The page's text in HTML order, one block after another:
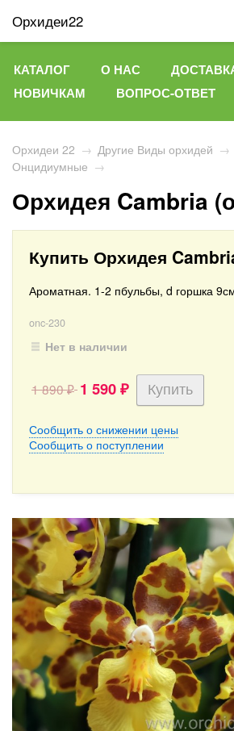
Орхидеи22
КАТАЛОГ О НАС
НОВИЧКАМ
ВОПРОС-ОТВЕТ
Орхидеи 22 → Другие Виды орхидей →
Онцидиумные →
Орхидея Cambria
Купить Орхидея
Ароматная. 1-2 пбульбы, d горшка
onc-230
Нет в наличии
1 890₽ 1 590 ₽
Сообщить о снижении цены
Сообщить о поступлении